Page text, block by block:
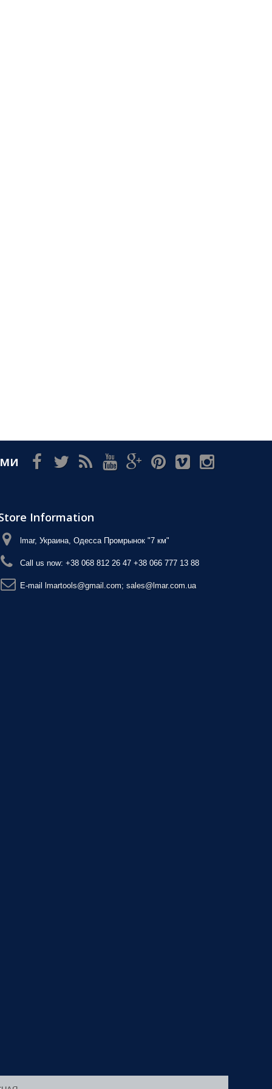
Information
lmar, Украина, Одесса Промрынок "7 км"
Call us now: +38 068 812 26 47 +38 066 777 13 88
E-maіl lmartools@gmail.com; sales@lmar.com.ua